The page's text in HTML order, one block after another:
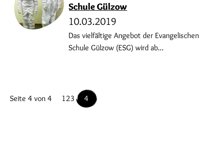
Schule Gülzow
10.03.2019
Das vielfältige Angebot der Evangelischen
Schule Gülzow (ESG) wird ab...
Seite 4 von 4 123 4